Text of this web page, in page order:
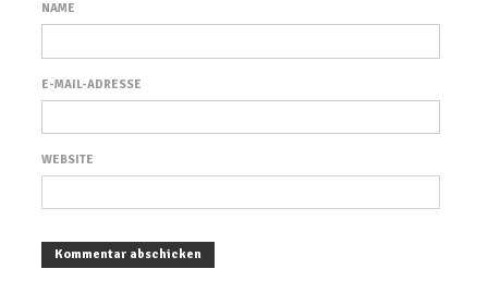
NAME
E-MAIL-ADRESSE
WEBSITE